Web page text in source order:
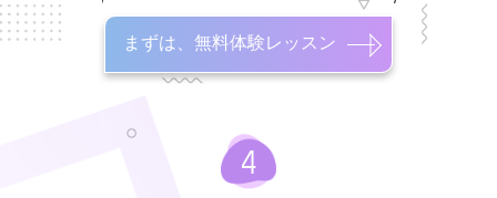
まずは、無料体験レッスン